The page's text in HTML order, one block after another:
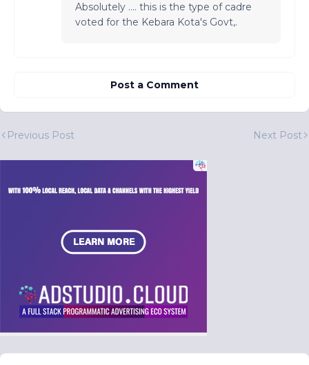
Absolutely .... this is the type of cadre
voted for the Kebara Kota's Govt,.
Post a Comment
Previous Post Next Post